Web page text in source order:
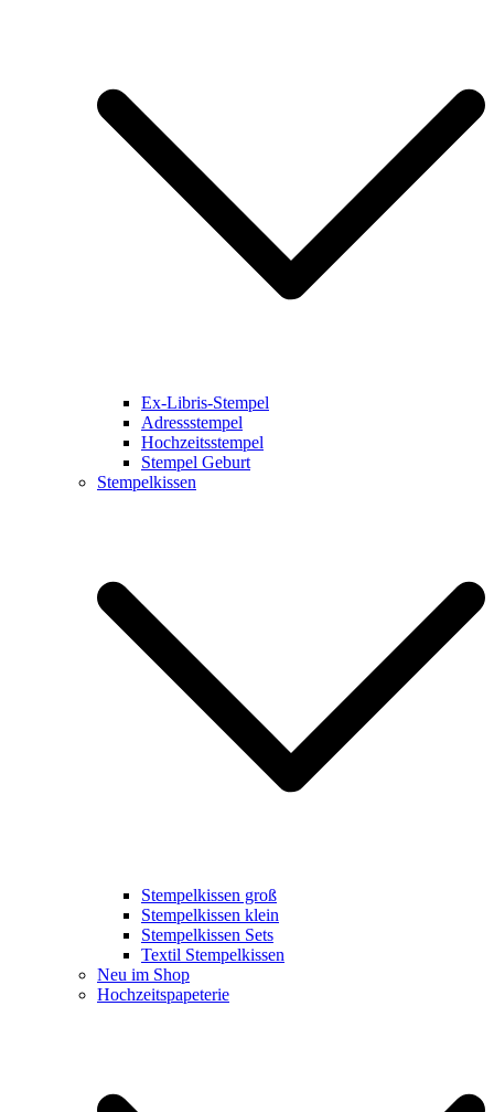
Ex-Libris-Stempel
Adressstempel
Hochzeitsstempel
Stempel Geburt
Stempelkissen
Stempelkissen groß
Stempelkissen klein
Stempelkissen Sets
Textil Stempelkissen
Neu im Shop
Hochzeitspapeterie